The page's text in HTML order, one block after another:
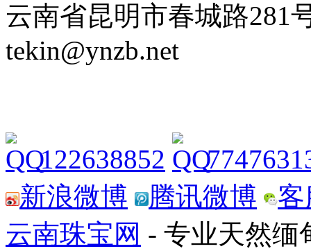
云南省昆明市春城路281
tekin@ynzb.net
122638852
新浪微博
腾讯微博
云南珠宝网 - 专业天然缅